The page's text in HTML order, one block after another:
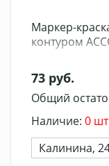
Маркер-
контуром
73 руб.
Общий
Наличие: 0 шт
Калинина,